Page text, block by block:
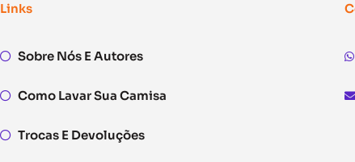
Links
Sobre Nós E Autores
Como Lavar Sua Camisa
Trocas E Devoluções